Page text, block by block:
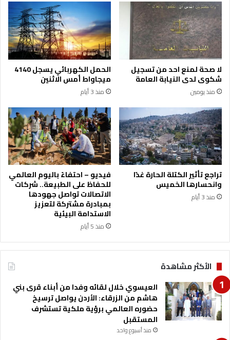
س
م
ي
ل
ج
ا
ئ
ز
ة
ا
ل
ت
ر
ا
ث
ل
ل
ع
0
5
ج
ع
ع
م
ل
و
ط
ن
لا صحة لمنع احد من تسجيل
شكوى لدى النيابة العامة
منذ يومين
الحمل الكهربائي يسجل 4140
ميجاواط أمس الاثنين
منذ 3 أيام
تراجع تأثير الكتلة الحارة غدًا
وانحسارها الخميس
منذ 3 أيام
فيديو – احتفاءً باليوم العالمي
للحفاظ على الطبيعة.. شركات
الاتصالات تواصل جهودها
بمبادرة مشتركة لتعزيز
الاستدامة البيئية
منذ 5 أيام
الأكثر مشاهدة
العيسوي خلال لقائه وفدا من أبناء قرى بني
هاشم من الزرقاء: الأردن يواصل ترسيخ
حضوره العالمي برؤية ملكية تستشرف
المستقبل
منذ أسبوع واحد